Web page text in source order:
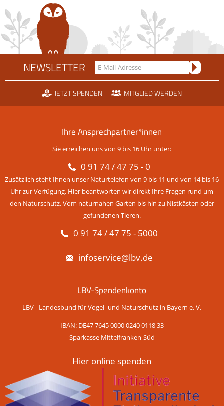
NEWSLETTER
JETZT SPENDEN MITGLIED WERDEN
Ihre Ansprechpartner*innen
Sie erreichen uns von 9 bis 16 Uhr unter:
0 91 74 / 47 75 - 0
Zusätzlich steht Ihnen unser Naturtelefon von 9 bis 11 und von 14 bis 16
Uhr zur Verfügung. Hier beantworten wir direkt Ihre Fragen rund um
den Naturschutz. Vom naturnahen Garten bis hin zu Nistkästen oder
gefundenen Tieren.
0 91 74 / 47 75 - 5000
infoservice@lbv.de
LBV-Spendenkonto
LBV - Landesbund für Vogel- und Naturschutz in Bayern e. V.
IBAN: DE47 7645 0000 0240 0118 33
Sparkasse Mittelfranken-Süd
Hier online spenden